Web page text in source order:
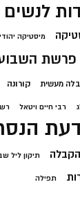
לנשים
מיסטיקה
פרשת
מעשית קורונה
רבי חיים ויטאל
תיקון ליל
תפילה